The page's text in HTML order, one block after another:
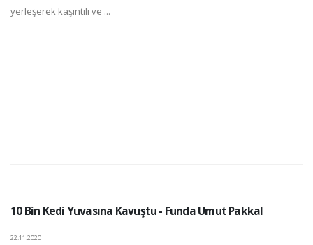
yerleşerek kaşıntılı ve ...
10 Bin Kedi Yuvasına Kavuştu - Funda Umut Pakkal
22.11.2020